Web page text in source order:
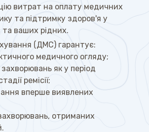
витрат на оплату медичних
та підтримку здоров'я у
та ваших рідних.
(ДМС) гарантує:
медичного огляду;
як у період
ремісії;
вперше виявлених
отриманих